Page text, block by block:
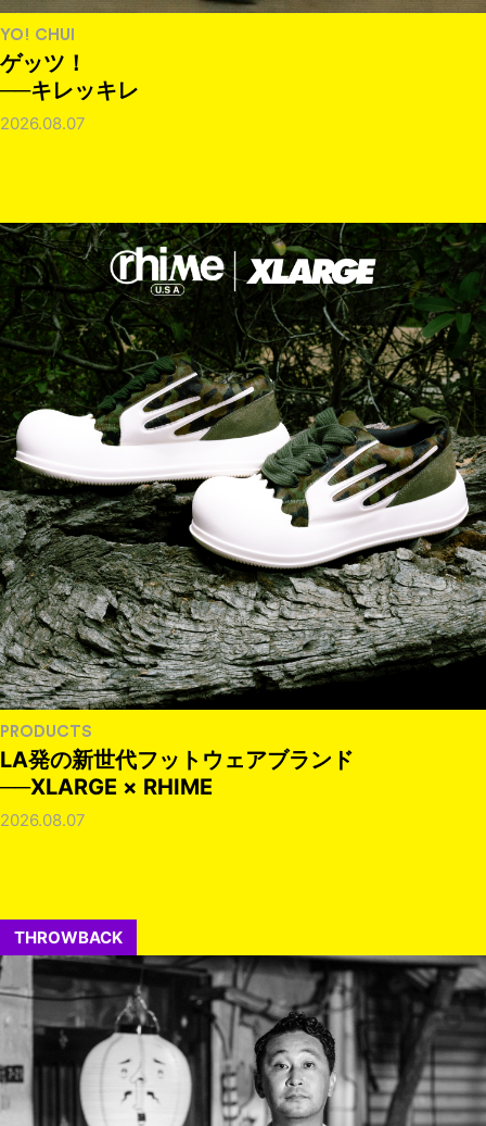
YO! CHUI
ゲッツ！
──キレッキレ
2026.08.07
PRODUCTS
LA発の新世代フットウェアブランド
──XLARGE × RHIME
2026.08.07
THROWBACK